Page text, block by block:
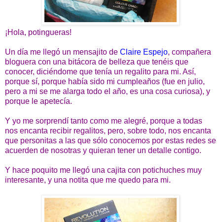
¡Hola, potingueras!
Un día me llegó un mensajito de Claire Espejo, compañera
bloguera con una bitácora de belleza que tenéis que
conocer, diciéndome que tenía un regalito para mi. Así,
porque sí, porque había sido mi cumpleaños (fue en julio,
pero a mi se me alarga todo el año, es una cosa curiosa), y
porque le apetecía.
Y yo me sorprendí tanto como me alegré, porque a todas
nos encanta recibir regalitos, pero, sobre todo, nos encanta
que personitas a las que sólo conocemos por estas redes se
acuerden de nosotras y quieran tener un detalle contigo.
Y hace poquito me llegó una cajita con potichuches muy
interesante, y una notita que me quedo para mi.